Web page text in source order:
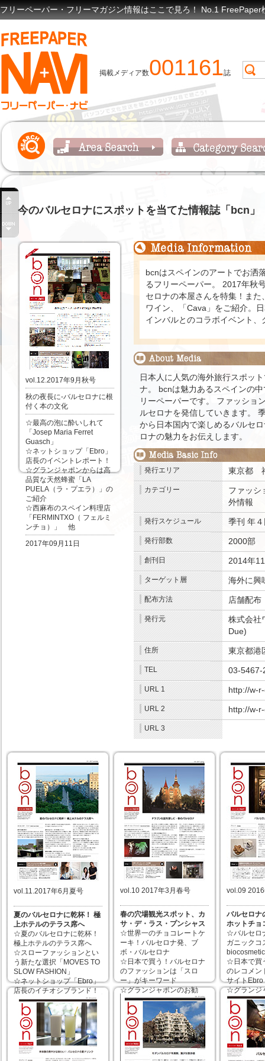
フリーペーパー・フリーマガジン情報はここで見ろ！ No.1
掲載メディア数001161誌
今のバルセロナにスポットを当てた情報誌「bcn」
vol.12.2017年9月秋号
秋の夜長に‐バルセロナに根
付く本の文化
☆最高の泡に酔いしれて
「Josep Maria Ferret
Guasch」
☆ネットショップ「Ebro」
店長のイベントレポート！
☆グランジャポンからは高
品質な天然蜂蜜「LA
PUELA（ラ・プエラ）」の
ご紹介
☆西麻布のスペイン料理店
「FERMINTXO（ フェルミ
ンチョ）」 他
2017年09月11日
bcnはスペインのアートでお洒
るフリーペーパー。 2017年秋
セロナの本屋さんを特集！ま
ワイン、「Cava」をご紹介。
インバルとのコラボイベント
日本人に人気の海外旅行スポッ
ナ。 bcnは魅力あるスペインの
リーペーパーです。 ファッショ
ルセロナを発信していきます。
から日本国内で楽しめるバルセ
ロナの魅力をお伝えします。
発行エリア 東京都
カテゴリー
ファッシ
外情報
発行スケジュール 季刊 年
発行部数 2000部
創刊日 2014年
ターゲット層 海外に興
配布方法 店舗配布
発行元
株式会社
Due)
住所 東京都港
TEL 03-5467-
URL 1 http://w-
URL 2 http://w-
URL 3
vol.11.2017年6月夏号
夏のバルセロナに乾杯！ 極
上ホテルのテラス席へ
☆夏のバルセロナに乾杯！
極上ホテルのテラス席へ
☆スローファッションとい
う新たな選択「MOVES TO
SLOW FASHION」
☆ネットショップ「Ebro」
店長のイチオシブランド！
☆グランジャポンからは
ANETO社「お魚スープ」の
ご紹介
☆南スペインの海の家がコ
ンセプトのバル・レストラ
ン 他
vol.10 2017年3月春号
春の穴場観光スポット、カ
サ・デ・ラス・プンシャス
☆世界一のチョコレートケ
ーキ！バルセロナ発、ブ
ボ・バルセロナ
☆日本で買う！バルセロナ
のファッションは「スロ
ー」がキーワード
☆グランジャポンのお勧
め、パッケージも可愛く機
能的な、はちみつ
☆最高級のスペイン産オリ
ーブオイルを扱う、DE
OLiVA
☆スペインのオシャレを集
めたオンラインショップ
vol.09
バルセロナ
ホットチョ
☆バルセロ
ガニックコ
☆日本で買
のレコメン
サイトEbro
☆グランジ
め、国民的
Cao(コラ
☆アガタ・
ラ・プラ
ップアッ
☆創刊2周
Amapolaの